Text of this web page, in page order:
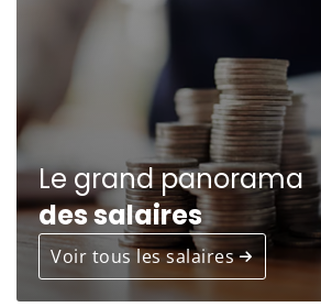
Le grand panorama
des salaires
Voir tous les salaires